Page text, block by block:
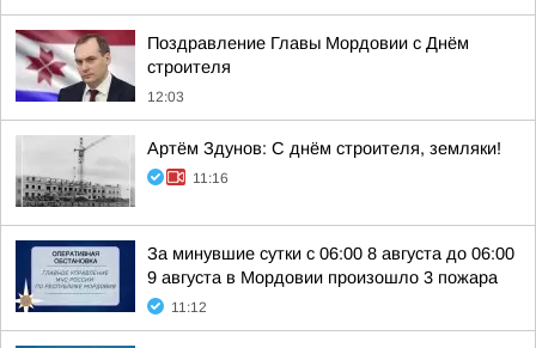
Поздравление Главы Мордовии с Днём
строителя
12:03
Артём Здунов: С днём строителя, земляки!
11:16
За минувшие сутки с 06:00 8 августа до 06:00
9 августа в Мордовии произошло 3 пожара
11:12